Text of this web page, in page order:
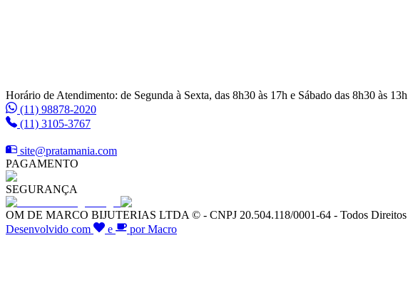
Horário de Atendimento: de Segunda à Sexta, das 8h30 às 17h e Sábado das 8h30 às
(11) 98878-2020
(11) 3105-3767
site@pratamania.com
PAGAMENTO
SEGURANÇA
OM DE MARCO BIJUTERIAS LTDA © - CNPJ 20.504.118/0001-64 - Todos Direitos
Desenvolvido com
e por Macro